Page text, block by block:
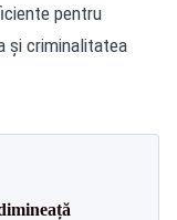
pentru
şi criminalitatea